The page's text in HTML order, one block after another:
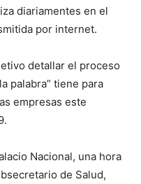
diariamentes en el
por internet.
detallar el proceso
palabra” tiene para
empresas este
Nacional, una hora
de Salud,